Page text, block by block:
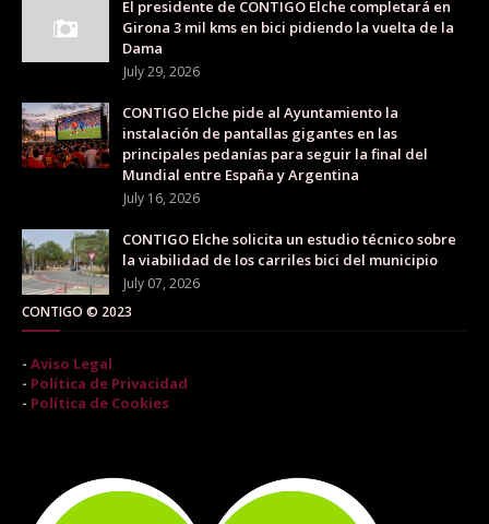
El presidente de CONTIGO Elche completará en
Girona 3 mil kms en bici pidiendo la vuelta de la
Dama
July 29, 2026
CONTIGO Elche pide al Ayuntamiento la
instalación de pantallas gigantes en las
principales pedanías para seguir la final del
Mundial entre España y Argentina
July 16, 2026
CONTIGO Elche solicita un estudio técnico sobre
la viabilidad de los carriles bici del municipio
July 07, 2026
CONTIGO © 2023
- Aviso Legal
- Política de Privacidad
- Política de Cookies